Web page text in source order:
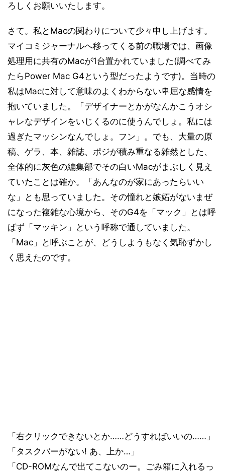
ろしくお願いいたします。
さて。私とMacの関わりについて少々申し上げます。
マイコミジャーナルへ移ってくる前の職場では、画像
処理用に共有のMacが1台置かれていました(調べてみ
たらPower Mac G4という型だったようです)。当時の
私はMacに対して意味のよくわからない卑屈な感情を
抱いていました。「デザイナーとかがなんかこうオシ
ャレなデザインをいじくるのに使うんでしょ。私には
過ぎたマッシンなんでしょ。フン」。でも、大量の原
稿、ゲラ、本、雑誌、ポジが積み重なる雑然とした、
全体的に灰色の編集部でその白いMacがまぶしく見え
ていたことは確か。「あんなのが家にあったらいい
な」とも思っていました。その憧れと嫉妬がないまぜ
になった複雑な心境から、そのG4を「マック」とは呼
ばず「マッキン」という呼称で通していました。
「Mac」と呼ぶことが、どうしようもなく気恥ずかし
く思えたのです。
「右クリックできないとか……どうすればいいの……」
「タスクバーがない! あ、上か…」
「CD-ROMなんで出てこないのー。ごみ箱に入れるっ